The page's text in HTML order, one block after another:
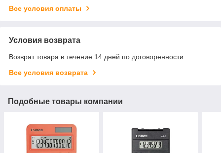
Все условия оплаты
Условия возврата
Возврат товара в течение 14 дней по договоренности
Все условия возврата
Подобные товары компании